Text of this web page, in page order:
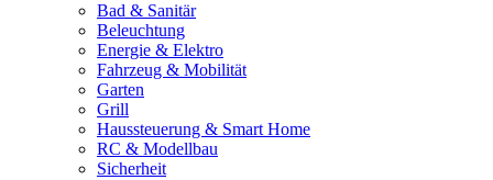
Bad & Sanitär
Beleuchtung
Energie & Elektro
Fahrzeug & Mobilität
Garten
Grill
Haussteuerung & Smart Home
RC & Modellbau
Sicherheit